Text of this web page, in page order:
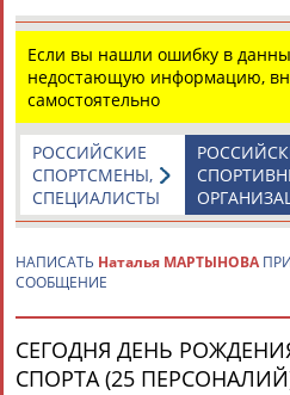
Каримжан
Если вы нашли ошибку в
недостающую информацию,
самостоятельно
РОССИЙСКИЕ
СПОРТСМЕНЫ,
СПЕЦИАЛИСТЫ
НАПИСАТЬ Наталья МАРТЫНОВА
СООБЩЕНИЕ
СЕГОДНЯ ДЕНЬ
СПОРТА (25